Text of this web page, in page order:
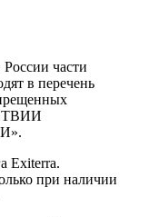
части
в перечень
Exiterra.
при наличии